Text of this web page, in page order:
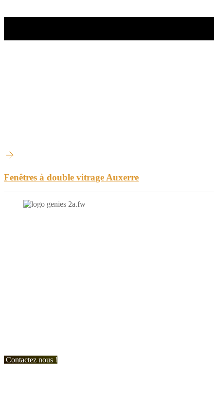
Fenêtres à double vitrage Auxerre
Contactez nous !